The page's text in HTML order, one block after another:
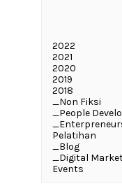
2022
2021
2020
2019
2018
_Non Fiksi
_People
Pelatihan
_Blog
_Digital
Events